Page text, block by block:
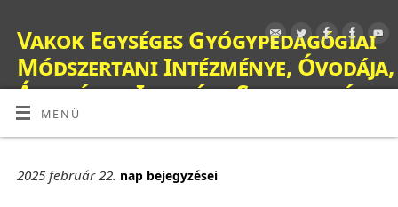
Vakok Egységes Gyógypedagógiai
Módszertani Intézménye, Óvodája,
Általános Iskolája, Szakiskolája,
Készségfejlesztő Iskolája, Fejlesztő
Nevelés-Oktatást Végző Iskolája,
Kollégiuma és Gyermekotthona
MENÜ
2025 február 22. nap bejegyzései